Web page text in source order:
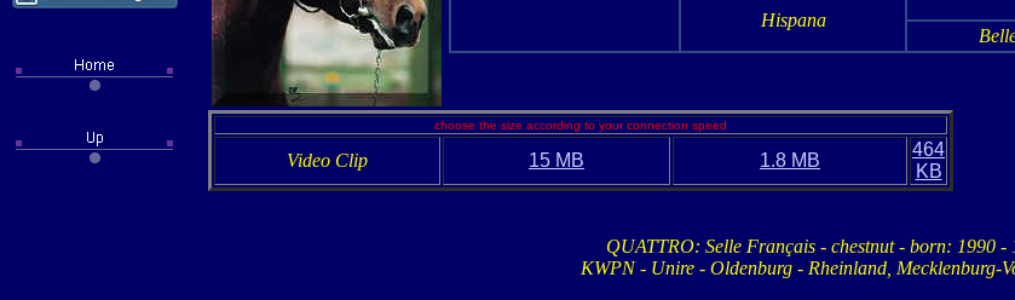
Hispana
choose the size according to your connection speed
Video Clip 15 MB 1.8 MB
464
KB
QUATTRO: Selle Français - chestnut - born: 1990 -
KWPN - Unire - Oldenburg - Rheinland, Mecklenburg-